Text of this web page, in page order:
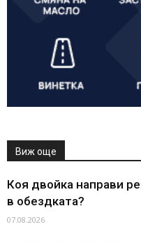
Виж още
Коя двойка направи
в обездката?
07.08.2026